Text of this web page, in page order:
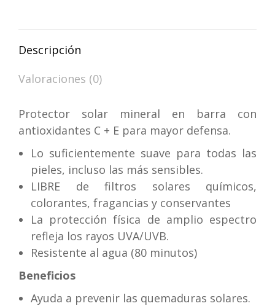
Descripción
Valoraciones (0)
Protector solar mineral en barra con
antioxidantes C + E para mayor defensa.
Lo suficientemente suave para todas las
pieles, incluso las más sensibles.
LIBRE de filtros solares químicos,
colorantes, fragancias y conservantes
La protección física de amplio espectro
refleja los rayos UVA/UVB.
Resistente al agua (80 minutos)
Beneficios
Ayuda a prevenir las quemaduras solares.